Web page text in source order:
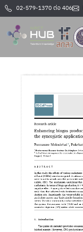
02-579-1370 ต่อ 406